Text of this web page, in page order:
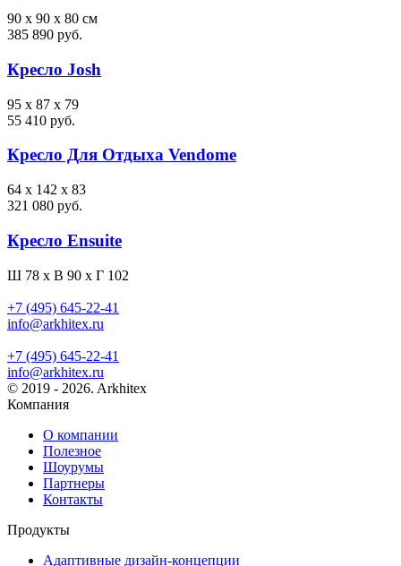
90 x 90 x 80 см
385 890 руб.
Кресло Josh
95 x 87 x 79
55 410 руб.
Кресло Для Отдыха Vendome
64 x 142 x 83
321 080 руб.
Кресло Ensuite
Ш 78 x В 90 x Г 102
+7 (495) 645-22-41
info@arkhitex.ru
+7 (495) 645-22-41
info@arkhitex.ru
© 2019 - 2026. Arkhitex
Компания
О компании
Полезное
Шоурумы
Партнеры
Контакты
Продукты
Адаптивные дизайн-концепции